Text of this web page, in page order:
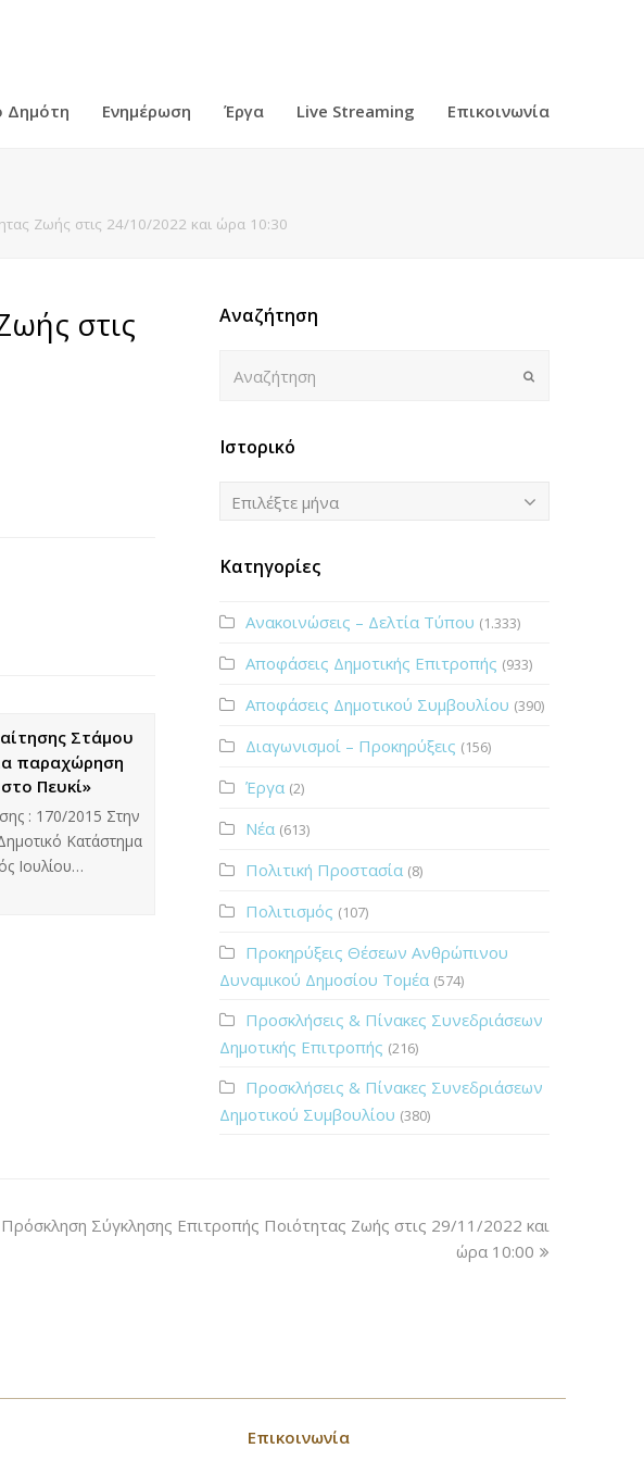
Δημότη Ενημέρωση Έργα Live Streaming Επικοινωνία
Ζωής στις 24/10/2022 και ώρα 10:30
στις
Στάμου
παραχώρηση
Πευκί»
: 170/2015 Στην
Κατάστημα
Ιουλίου…
Αναζήτηση
Ιστορικό
Ιστορικό
Επιλέξτε μήνα
Κατηγορίες
Ανακοινώσεις – Δελτία Τύπου (1.333)
Αποφάσεις Δημοτικής Επιτροπής (933)
Αποφάσεις Δημοτικού Συμβουλίου (390)
Διαγωνισμοί – Προκηρύξεις (156)
Έργα (2)
Νέα (613)
Πολιτική Προστασία (8)
Πολιτισμός (107)
Προκηρύξεις Θέσεων Ανθρώπινου
Δυναμικού Δημοσίου Τομέα (574)
Προσκλήσεις & Πίνακες Συνεδριάσεων
Δημοτικής Επιτροπής (216)
Προσκλήσεις & Πίνακες Συνεδριάσεων
Δημοτικού Συμβουλίου (380)
Σύγκλησης Επιτροπής Ποιότητας Ζωής στις 29/11/2022 και
ώρα 10:00
Επικοινωνία